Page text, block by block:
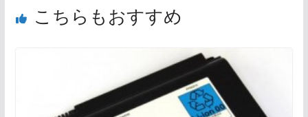
こちらもおすすめ